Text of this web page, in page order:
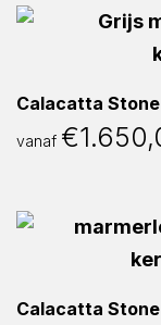
Calacatta
vanaf €
Calacatta